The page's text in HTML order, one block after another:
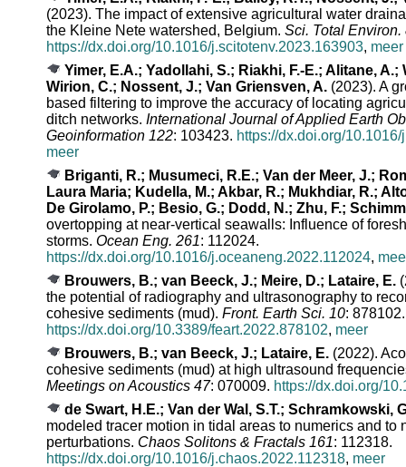
(2023). The impact of extensive agricultural water
the Kleine Nete watershed, Belgium. Sci. Total Environ.
https://dx.doi.org/10.1016/j.scitotenv.2023.163903, meer
Yimer, E.A.; Yadollahi, S.; Riakhi, F.-E.; Alitane, A.;
Wirion, C.; Nossent, J.; Van Griensven, A. (2023). A
based filtering to improve the accuracy of locating
ditch networks. International Journal of Applied Earth
Geoinformation 122: 103423. https://dx.doi.org/
meer
Briganti, R.; Musumeci, R.E.; Van der Meer, J.;
Laura Maria; Kudella, M.; Akbar, R.; Mukhdiar, R.;
De Girolamo, P.; Besio, G.; Dodd, N.; Zhu, F.;
overtopping at near-vertical seawalls: Influence of
storms. Ocean Eng. 261: 112024.
https://dx.doi.org/10.1016/j.oceaneng.2022.112024,
Brouwers, B.; van Beeck, J.; Meire, D.; Lataire, E.
the potential of radiography and ultrasonography to
cohesive sediments (mud). Front. Earth Sci. 10: 878102.
https://dx.doi.org/10.3389/feart.2022.878102, meer
Brouwers, B.; van Beeck, J.; Lataire, E. (2022).
cohesive sediments (mud) at high ultrasound
Meetings on Acoustics 47: 070009. https://dx.doi.org/
de Swart, H.E.; Van der Wal, S.T.; Schramkowski,
modeled tracer motion in tidal areas to numerics and to
perturbations. Chaos Solitons & Fractals 161: 112318.
https://dx.doi.org/10.1016/j.chaos.2022.112318, meer